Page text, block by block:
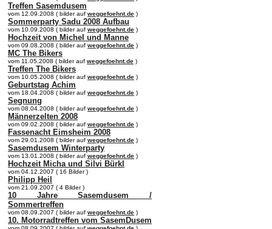
Treffen Sasemdusem
vom 12.09.2008 ( bilder auf weggefoehnt.de )
Sommerparty Sadu 2008 Aufbau
vom 10.09.2008 ( bilder auf weggefoehnt.de )
Hochzeit von Michel und Manne
vom 09.08.2008 ( bilder auf weggefoehnt.de )
MC The Bikers
vom 11.05.2008 ( bilder auf weggefoehnt.de )
Treffen The Bikers
vom 10.05.2008 ( bilder auf weggefoehnt.de )
Geburtstag Achim
vom 18.04.2008 ( bilder auf weggefoehnt.de )
Segnung
vom 08.04.2008 ( bilder auf weggefoehnt.de )
Männerzelten 2008
vom 09.02.2008 ( bilder auf weggefoehnt.de )
Fassenacht Eimsheim 2008
vom 29.01.2008 ( bilder auf weggefoehnt.de )
Sasemdusem Winterparty
vom 13.01.2008 ( bilder auf weggefoehnt.de )
Hochzeit Micha und Silvi Bürkl
vom 04.12.2007 ( 16 Bilder )
Philipp Heil
vom 21.09.2007 ( 4 Bilder )
10 Jahre Sasemdusem /
Sommertreffen
vom 08.09.2007 ( bilder auf weggefoehnt.de )
10. Motorradtreffen vom SasemDusem